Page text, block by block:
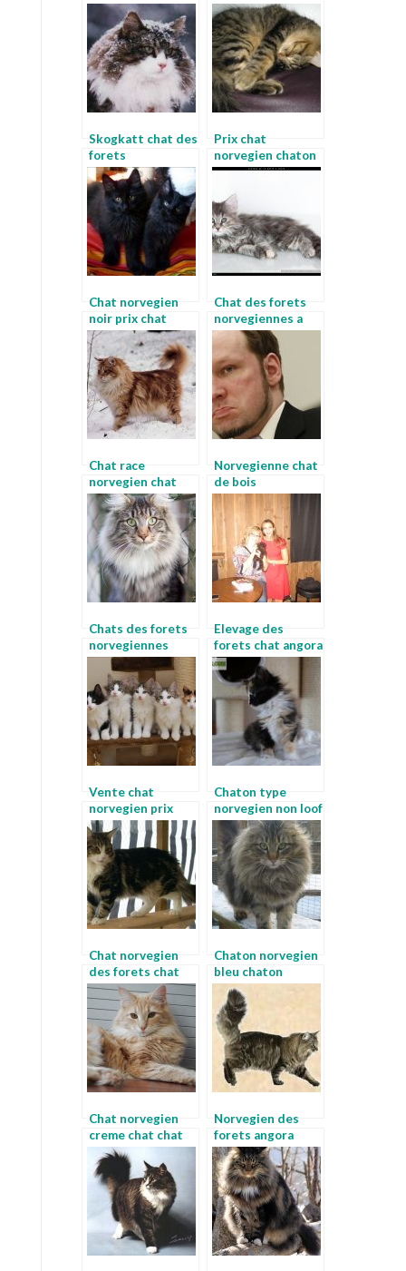
Skogkatt chat des
forets
norvegiennes a
vendre
Prix chat
norvegien chaton
norvegiens
Chat norvegien
noir prix chat
norvegien
Chat des forets
norvegiennes a
donner chat des
montagnes
norvegiennes
Chat race
norvegien chat
persan chinchilla
Norvegienne chat
de bois
Chats des forets
norvegiennes
norvegien noir
Elevage des
forets chat angora
norvegien
Vente chat
norvegien prix
chat chat com
Chaton type
norvegien non loof
chaton norvegien
bleu
Chat norvegien
des forets chat
nordique
Chaton norvegien
bleu chaton
norvegien bleu
Chat norvegien
creme chat chat
chat
Norvegien des
forets angora
norvegien